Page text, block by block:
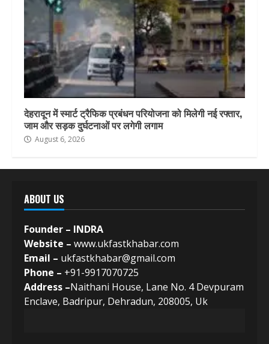
देहरादून में स्मार्ट ट्रैफिक प्रबंधन परियोजना को मिलेगी नई रफ्तार,
जाम और सड़क दुर्घटनाओं पर लगेगी लगाम
August 6, 2026
ABOUT US
Founder – INDRA
Website – www.ukfastkhabar.com
Email – ukfastkhabar@gmail.com
Phone – +91-9917070725
Address –Naithani House, Lane No. 4 Devpuram
Enclave, Badripur, Dehradun, 208005, Uk